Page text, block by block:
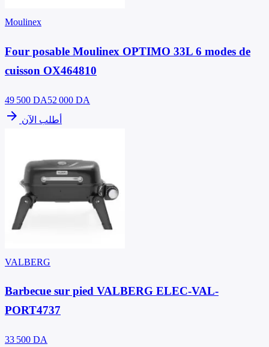
Moulinex
Four posable Moulinex OPTIMO 33L 6 modes de
cuisson OX464810
49 500 DA52 000 DA
arrow_forward أطلب الآن
VALBERG
Barbecue sur pied VALBERG ELEC-VAL-
PORT4737
33 500 DA